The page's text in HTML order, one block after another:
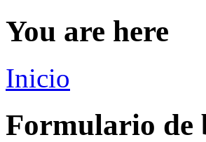
You are here
Inicio
Formulario de